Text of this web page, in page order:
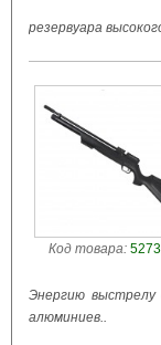
резервуара
Код товара:
Энергию выстрелу
алюминиев..